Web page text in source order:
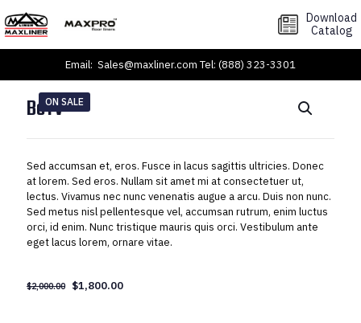
Download
Catalog
Email: Sales@maxliner.com Tel: (888) 323-3301
BeTV
Sed accumsan et, eros. Fusce in lacus sagittis ultricies. Donec
at lorem. Sed eros. Nullam sit amet mi at consectetuer ut,
lectus. Vivamus nec nunc venenatis augue a arcu. Duis non nunc.
Sed metus nisl pellentesque vel, accumsan rutrum, enim luctus
orci, id enim. Nunc tristique mauris quis orci. Vestibulum ante
eget lacus lorem, ornare vitae.
$2,000.00
Original
$1,800.00Current
ON SALE